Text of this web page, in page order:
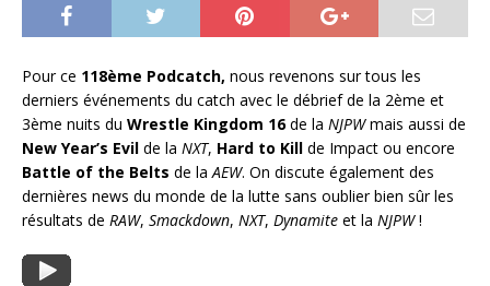
Pour ce 118ème Podcatch, nous revenons sur tous les
derniers événements du catch avec le débrief de la 2ème et
3ème nuits du Wrestle Kingdom 16de la NJPWmais aussi de
New Year’s Evil de la NXT, Hard to Kill de Impact ou encore
Battle of the Belts de laAEW. On discute également des
dernières news du monde de la lutte sans oublier bien sûr les
résultats de RAW, Smackdown, NXT, Dynamite et la NJPW!